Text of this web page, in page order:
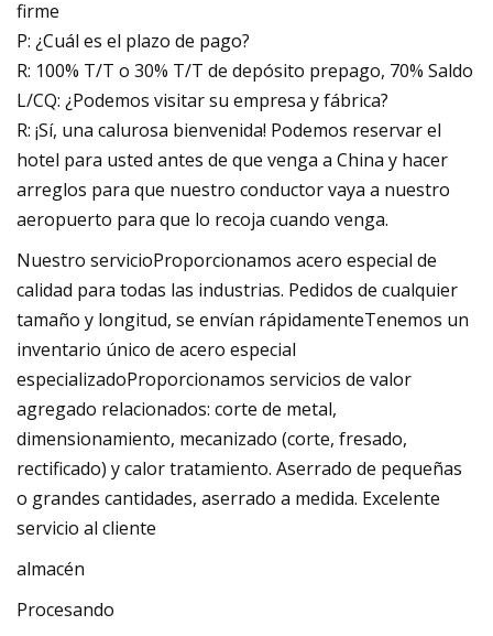
firme
P: ¿Cuál es el plazo de pago?
R: 100% T/T o 30% T/T de depósito prepago, 70% Saldo
L/CQ: ¿Podemos visitar su empresa y fábrica?
R: ¡Sí, una calurosa bienvenida! Podemos reservar el
hotel para usted antes de que venga a China y hacer
arreglos para que nuestro conductor vaya a nuestro
aeropuerto para que lo recoja cuando venga.
Nuestro servicioProporcionamos acero especial de
calidad para todas las industrias. Pedidos de cualquier
tamaño y longitud, se envían rápidamenteTenemos un
inventario único de acero especial
especializadoProporcionamos servicios de valor
agregado relacionados: corte de metal,
dimensionamiento, mecanizado (corte, fresado,
rectificado) y calor tratamiento. Aserrado de pequeñas
o grandes cantidades, aserrado a medida. Excelente
servicio al cliente
almacén
Procesando